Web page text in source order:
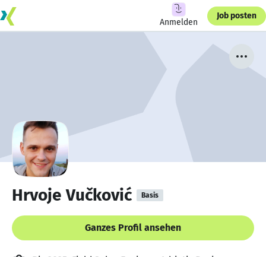
Anmelden
Job posten
Hrvoje Vučković Basis
Ganzes Profil ansehen